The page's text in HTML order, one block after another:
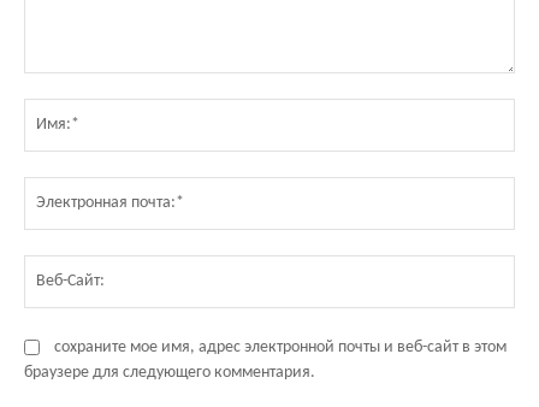
сохраните мое имя, адрес электронной почты и веб-сайт в этом
браузере для следующего комментария.